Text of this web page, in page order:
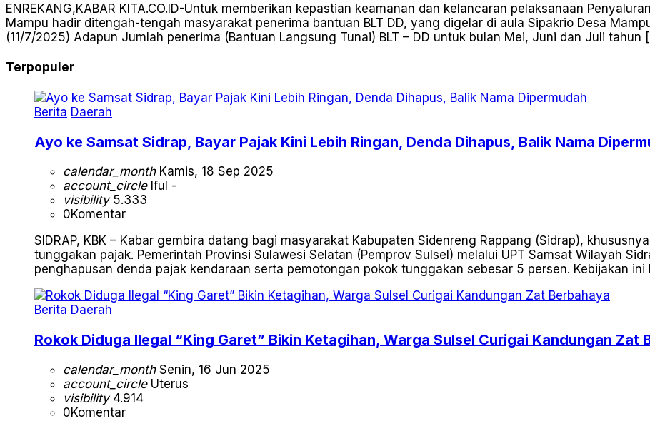
ENREKANG,KABAR KITA.CO.ID-Untuk memberikan kepastian keamanan dan kelancaran pelaksanaan
Mampu hadir ditengah-tengah masyarakat penerima bantuan BLT DD, yang digelar di aula Sipakrio Desa
(11/7/2025) Adapun Jumlah penerima (Bantuan Langsung Tunai) BLT – DD untuk bulan Mei, Juni dan Juli tahun
Terpopuler
Berita Daerah
Ayo ke Samsat Sidrap, Bayar Pajak Kini Lebih Ringan, Denda Dihapus, Balik Nama
calendar_monthKamis, 18 Sep 2025
account_circleIful -
visibility5.333
0Komentar
SIDRAP, KBK – Kabar gembira datang bagi masyarakat Kabupaten Sidenreng Rappang (Sidrap),
tunggakan pajak. Pemerintah Provinsi Sulawesi Selatan (Pemprov Sulsel) melalui UPT Samsat Wilayah
penghapusan denda pajak kendaraan serta pemotongan pokok tunggakan sebesar 5 persen. Kebijakan
Berita Daerah
Rokok Diduga Ilegal “King Garet” Bikin Ketagihan, Warga Sulsel Curigai Kandungan Zat
calendar_monthSenin, 16 Jun 2025
account_circleUterus
visibility4.914
0Komentar